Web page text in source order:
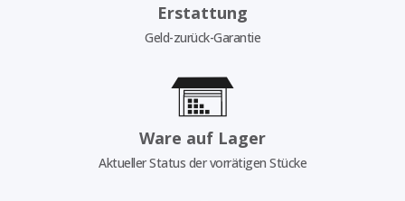
Erstattung
Geld-zurück-Garantie
Ware auf Lager
Aktueller Status der vorrätigen Stücke